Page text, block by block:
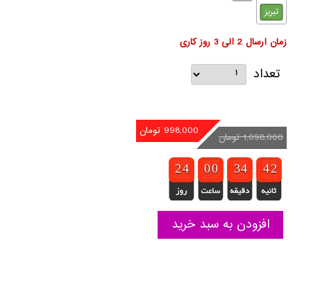
تبریز
زمان ارسال 2 الی 3 روز کاری
تعداد
1,098,000 تومان 998,000 تومان
1
1
2
23
3
4
4 9
9
0
09
9
0
0 2
2
3
33
3
4
4 3
3
4
42
1
افزودن به سبد خرید